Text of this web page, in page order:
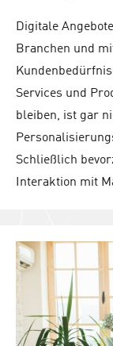
Digitale
Branchen und
Services und
bleiben, ist gar
Schließlich
Interaktion mit